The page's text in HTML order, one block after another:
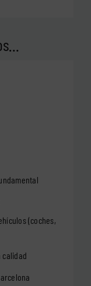
(coches,
calidad